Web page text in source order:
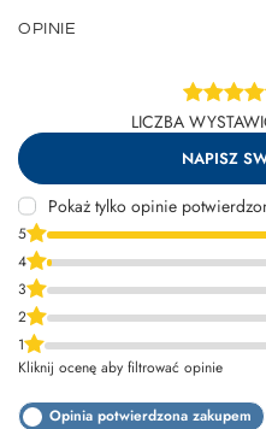
OPINIE
LICZBA
NAPISZ
Pokaż tylko opinie
5
4
3
2
1
Kliknij ocenę aby filtrować opinie
Opinia potwierdzona zakupem